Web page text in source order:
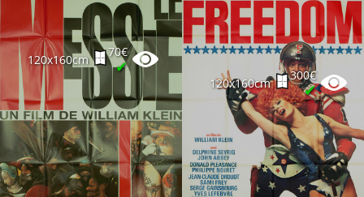
120x160cm
70€
✔
120x160cm
300€
✔